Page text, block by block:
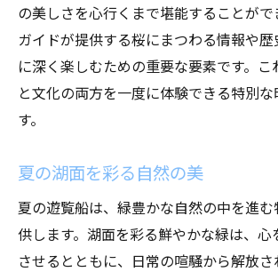
の美しさを心行くまで堪能することがで
ガイドが提供する桜にまつわる情報や
に深く楽しむための重要な要素です。こ
と文化の両方を一度に体験できる特別
す。
夏の湖面を彩る自然の美
夏の遊覧船は、緑豊かな自然の中を進
供します。湖面を彩る鮮やかな緑は、心
させるとともに、日常の喧騒から解放